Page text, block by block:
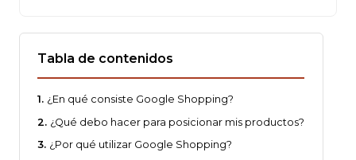
Tabla de contenidos
¿En qué consiste Google Shopping?
¿Qué debo hacer para posicionar mis productos?
¿Por qué utilizar Google Shopping?